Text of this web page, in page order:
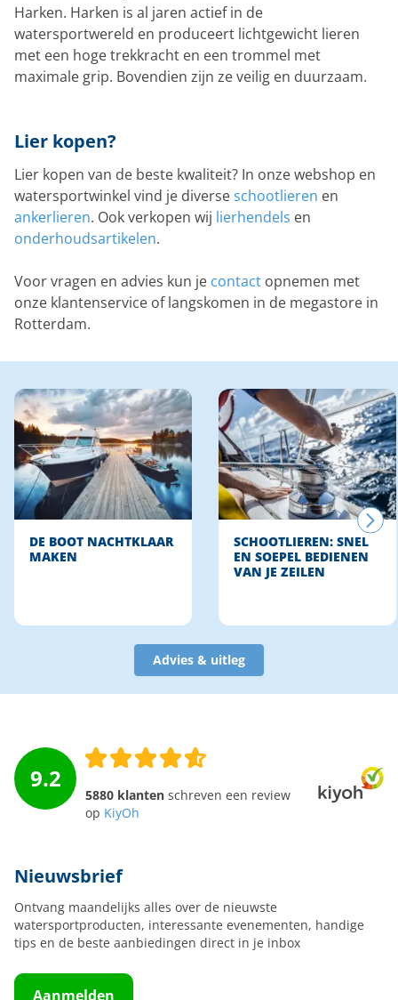
Harken. Harken is al jaren actief in de
watersportwereld en produceert lichtgewicht lieren
met een hoge trekkracht en een trommel met
maximale grip. Bovendien zijn ze veilig en duurzaam.
Lier kopen?
Lier kopen van de beste kwaliteit? In onze webshop en
watersportwinkel vind je diverseschootlieren en
ankerlieren. Ook verkopen wij lierhendels en
onderhoudsartikelen.
Voor vragen en advies kun je contact opnemen met
onze klantenservice of langskomen in de megastore in
Rotterdam.
DE BOOT NACHTKLAAR
MAKEN
SCHOOTLIEREN: SNEL
EN SOEPEL BEDIENEN
VAN JE ZEILEN
Advies & uitleg
9.2
5880 klanten schreven een review
op KiyOh
Nieuwsbrief
Ontvang maandelijks alles over de nieuwste
watersportproducten, interessante evenementen, handige
tips en de beste aanbiedingen direct in je inbox
Aanmelden